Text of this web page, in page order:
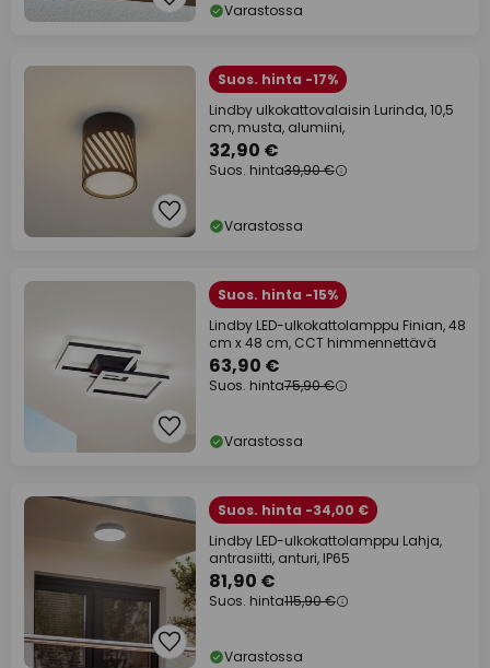
Varastossa
Suos. hinta -17%
Lindby ulkokattovalaisin Lurinda, 10,5
cm, musta, alumiini,
32,90 €
Suos. hinta39,90 €
Varastossa
Suos. hinta -15%
Lindby LED-ulkokattolamppu Finian, 48
cm x 48 cm, CCT himmennettävä
63,90 €
Suos. hinta75,90 €
Varastossa
Suos. hinta -34,00 €
Lindby LED-ulkokattolamppu Lahja,
antrasiitti, anturi, IP65
81,90 €
Suos. hinta115,90 €
Varastossa